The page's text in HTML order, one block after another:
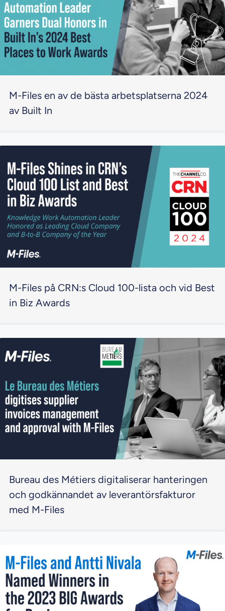
M-Files en av de bästa arbetsplatserna 2024
av Built In
M-Files på CRN:s Cloud 100-lista och vid Best
in Biz Awards
Bureau des Métiers digitaliserar hanteringen
och godkännandet av leverantörsfakturor
med M-Files